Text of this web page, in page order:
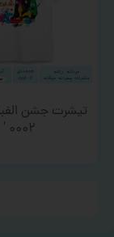
تیشرت جشن
۰۰۰۲ ‘